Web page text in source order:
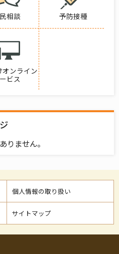
相談 予防接種
オンライン
ビス
りません。
個人情報の取り扱い
サイトマップ